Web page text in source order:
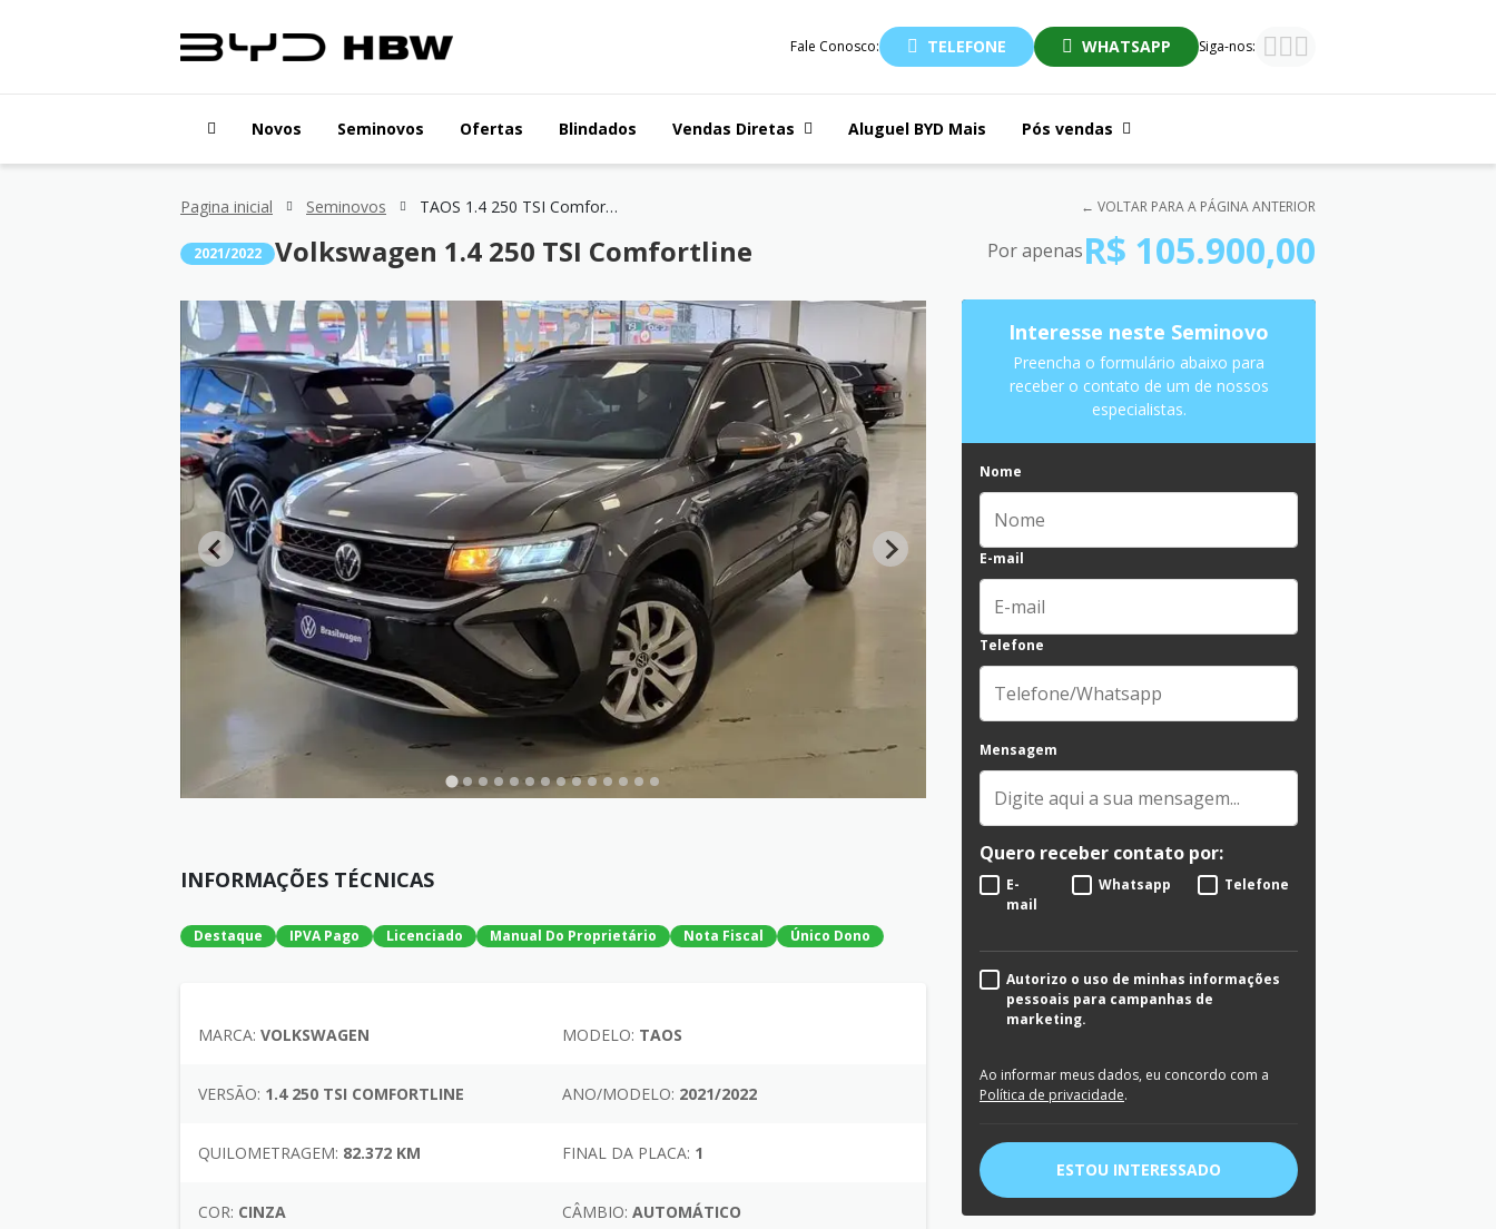
Fale Conosco: TELEFONE WHATSAPP Siga-nos:
Novos Seminovos Ofertas Blindados Vendas Diretas Aluguel BYD Mais Pós vendas
Pagina inicial Seminovos TAOS 1.4 250 TSI Comfortline ← VOLTAR PARA A PÁGINA ANTERIOR
2021/2022 Volkswagen 1.4 250 TSI Comfortline
INFORMAÇÕES TÉCNICAS
Destaque IPVA Pago Licenciado Manual Do Proprietário Nota Fiscal Único Dono
MARCA: VOLKSWAGEN MODELO: TAOS
VERSÃO: 1.4 250 TSI COMFORTLINE ANO/MODELO: 2021/2022
QUILOMETRAGEM: 82.372 KM FINAL DA PLACA: 1
COR: CINZA CÂMBIO: AUTOMÁTICO
Por apenasR$ 105.900,00
Interesse neste Seminovo
Preencha o formulário abaixo para
receber o contato de um de nossos
especialistas.
Nome
E-mail
Telefone
Mensagem
Quero receber contato por:
E-
mail
Whatsapp Telefone
Autorizo o uso de minhas informações
pessoais para campanhas de
marketing.
Ao informar meus dados, eu concordo com a
Política de privacidade.
ESTOU INTERESSADO